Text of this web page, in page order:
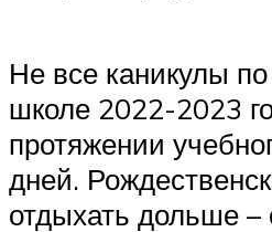
Не все каникулы
школе 2022-2023
протяжении
дней.
отдыхать дольше –